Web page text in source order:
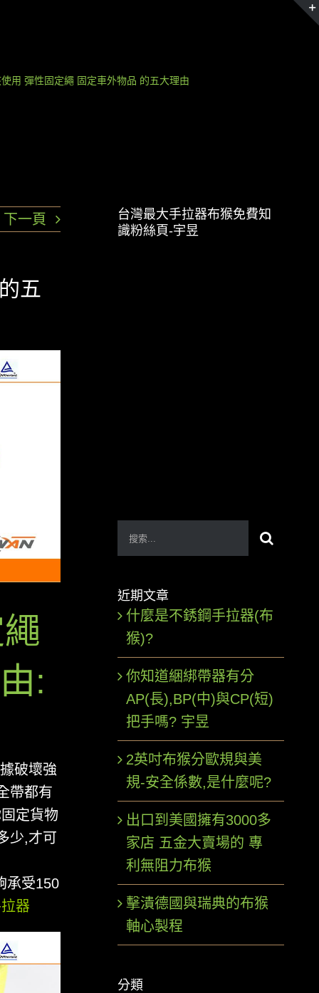
用 彈性固定繩 固定車外物品 的五大理由
下一頁
五
:
破壞強
帶都有
定貨物
少,才可
承受150
器
台灣最大手拉器布猴免費知
識粉絲頁-宇昱
搜
索
果：
近期文章
什麼是不銹鋼手拉器(布
猴)?
你知道綑綁帶器有分
AP(長),BP(中)與CP(短)
把手嗎? 宇昱
2英吋布猴分歐規與美
規-安全係數,是什麼呢?
出口到美國擁有3000多
家店 五金大賣場的 專
利無阻力布猴
擊潰德國與瑞典的布猴
軸心製程
分類